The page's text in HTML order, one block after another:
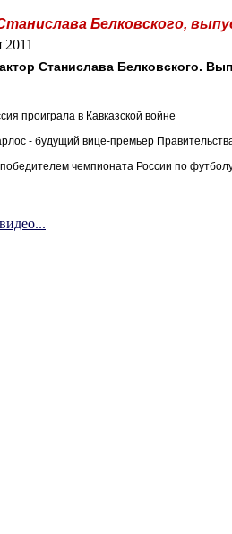
Белковского,
Станислава Белковского.
проиграла в Кавказской войне
- будущий вице-премьер
победителем чемпионата России по